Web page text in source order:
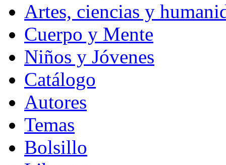
Artes, ciencias y
Cuerpo y Mente
Niños y Jóvenes
Catálogo
Autores
Temas
Bolsillo